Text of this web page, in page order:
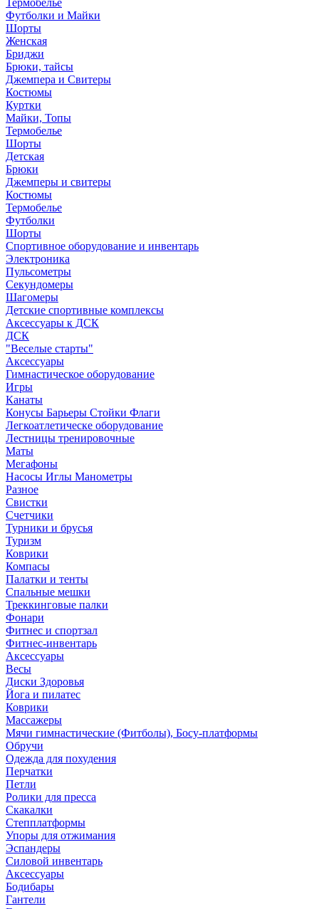
Термобелье
Футболки и Майки
Шорты
Женская
Бриджи
Брюки, тайсы
Джемпера и Свитеры
Костюмы
Куртки
Майки, Топы
Термобелье
Шорты
Детская
Брюки
Джемперы и свитеры
Костюмы
Термобелье
Футболки
Шорты
Спортивное оборудование и инвентарь
Электроника
Пульсометры
Секундомеры
Шагомеры
Детские спортивные комплексы
Аксессуары к ДСК
ДСК
"Веселые старты"
Аксессуары
Гимнастическое оборудование
Игры
Канаты
Конусы Барьеры Стойки Флаги
Легкоатлетическе оборудование
Лестницы тренировочные
Маты
Мегафоны
Насосы Иглы Манометры
Разное
Свистки
Счетчики
Турники и брусья
Туризм
Коврики
Компасы
Палатки и тенты
Спальные мешки
Треккинговые палки
Фонари
Фитнес и спортзал
Фитнес-инвентарь
Аксессуары
Весы
Диски Здоровья
Йога и пилатес
Коврики
Массажеры
Мячи гимнастические (Фитболы), Босу-платформы
Обручи
Одежда для похудения
Перчатки
Петли
Ролики для пресса
Скакалки
Степплатформы
Упоры для отжимания
Эспандеры
Силовой инвентарь
Аксессуары
Бодибары
Гантели